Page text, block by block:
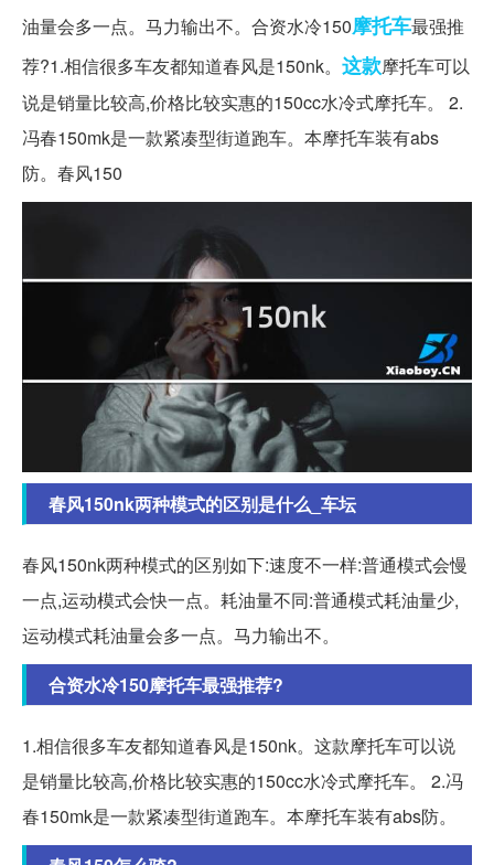
油量会多一点。马力输出不。合资水冷150摩托车最强推
荐?1.相信很多车友都知道春风是150nk。 这款摩托车可以
说是销量比较高,价格比较实惠的150cc水冷式摩托车。 2.
冯春150mk是一款紧凑型街道跑车。本摩托车装有abs
防。春风150
春风150nk两种模式的区别是什么_车坛
春风150nk两种模式的区别如下:速度不一样:普通模式会慢
一点,运动模式会快一点。耗油量不同:普通模式耗油量少,
运动模式耗油量会多一点。马力输出不。
合资水冷150摩托车最强推荐?
1.相信很多车友都知道春风是150nk。这款摩托车可以说
是销量比较高,价格比较实惠的150cc水冷式摩托车。 2.冯
春150mk是一款紧凑型街道跑车。本摩托车装有abs防。